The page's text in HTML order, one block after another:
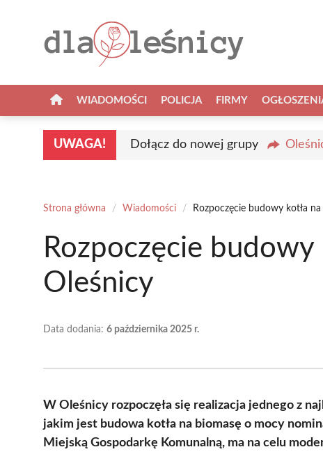
WIADOMOŚCI POLICJA FIRMY
UWAGA! Dołącz do nowej grupy
Strona główna / Wiadomości / Rozpoczęcie budowy kotła
Rozpoczęcie
Oleśnicy
Data dodania: 6 października 2025 r.
W Oleśnicy rozpoczęła się realizacja jednego z
jakim jest budowa kotła na biomasę o mocy
Miejską Gospodarkę Komunalną, ma na celu